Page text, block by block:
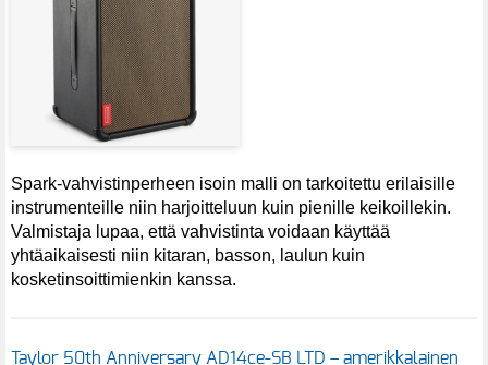
Spark-vahvistinperheen isoin malli on tarkoitettu erilaisille
instrumenteille niin harjoitteluun kuin pienille keikoillekin.
Valmistaja lupaa, että vahvistinta voidaan käyttää
yhtäaikaisesti niin kitaran, basson, laulun kuin
kosketinsoittimienkin kanssa.
Taylor 50th Anniversary AD14ce-SB LTD – amerikkalainen